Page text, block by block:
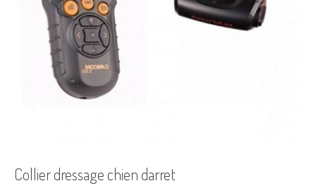
Collier dressage chien darret